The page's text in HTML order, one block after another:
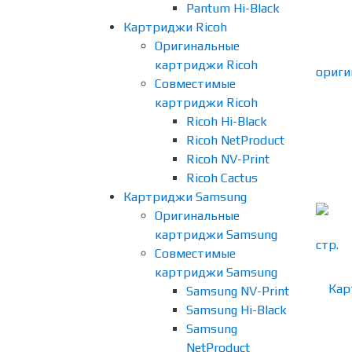
Pantum Hi-Black
Картриджи Ricoh
Оригинальные
картриджи Ricoh
Совместимые
картриджи Ricoh
Ricoh Hi-Black
Ricoh NetProduct
Ricoh NV-Print
Ricoh Cactus
Картриджи Samsung
Оригинальные
картриджи Samsung
Совместимые
картриджи Samsung
Samsung NV-Print
Samsung Hi-Black
Samsung
NetProduct